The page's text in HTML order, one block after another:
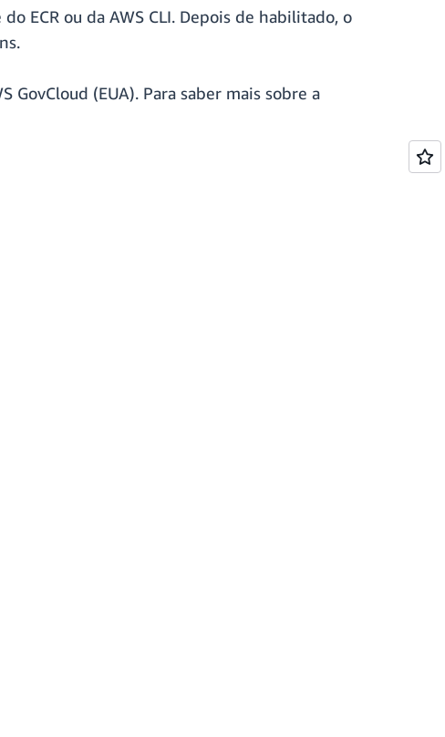
ECR ou da AWS CLI. Depois de habilitado, o
(EUA). Para saber mais sobre a